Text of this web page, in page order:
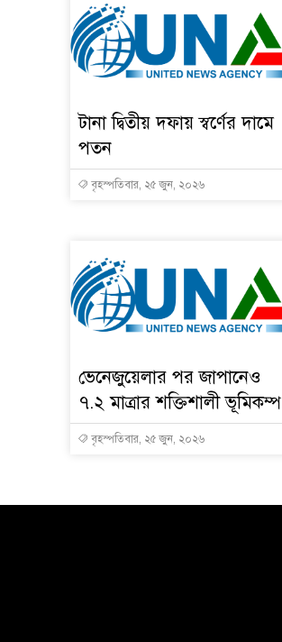
টানা দ্বিতীয় দফায় স্বর্ণের দামে
পতন
বৃহস্পতিবার, ২৫ জুন, ২০২৬
ভেনেজুয়েলার পর জাপানেও
৭.২ মাত্রার শক্তিশালী ভূমিকম্প
বৃহস্পতিবার, ২৫ জুন, ২০২৬